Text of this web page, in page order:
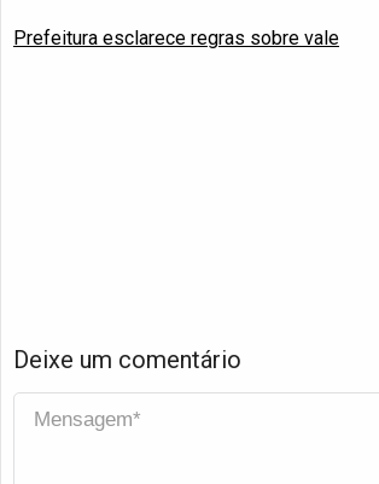
Prefeitura esclarece regras sobre vale
Deixe um comentário